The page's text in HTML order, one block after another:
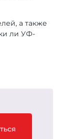
а также
ли УФ-